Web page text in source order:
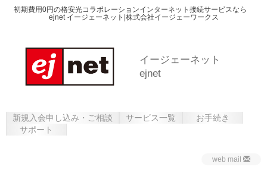
初期費用0円の格安光コラボレーションインターネット接続サービスなら
ejnet イージェーネット|株式会社イージェーワークス
イージェーネット
ejnet
新規入会申し込み・ご相談 サービス一覧
お手続き
サポート
web mail